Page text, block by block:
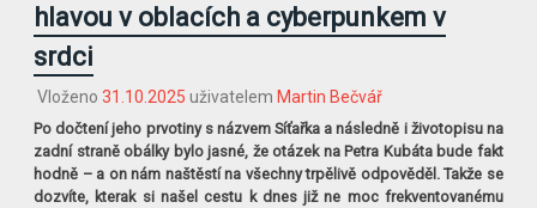
hlavou v oblacích a cyberpunkem v
srdci
Vloženo 31.10.2025 uživatelem Martin Bečvář
Po dočtení jeho prvotiny s názvem Síťařka a následně i životopisu na
zadní straně obálky bylo jasné, že otázek na Petra Kubáta bude fakt
hodně – a on nám naštěstí na všechny trpělivě odpověděl. Takže se
dozvíte, kterak si našel cestu k dnes již ne moc frekventovanému